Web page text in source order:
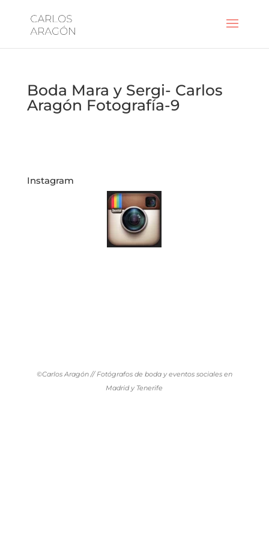
Boda Mara y Sergi- Carlos
Aragón Fotografía-9
Instagram
©Carlos Aragón // Fotógrafos de boda y eventos sociales en
Madrid y Tenerife